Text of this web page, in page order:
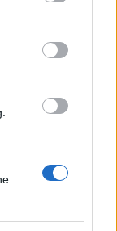
party tags to
below Google
e
come
e assistenza